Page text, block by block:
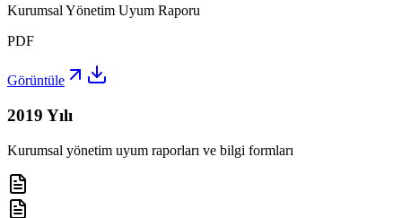
Kurumsal Yönetim Uyum Raporu
PDF
Görüntüle
2019 Yılı
Kurumsal yönetim uyum raporları ve bilgi formları